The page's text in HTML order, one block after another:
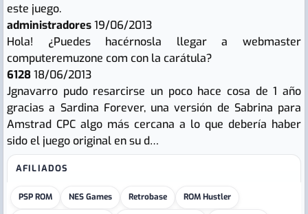
este juego.
administradores19/06/2013
Hola! ¿Puedes hacérnosla llegar a webmaster
computeremuzone com con la carátula?
612818/06/2013
Jgnavarro pudo resarcirse un poco hace cosa de 1 año
gracias a Sardina Forever, una versión de Sabrina para
Amstrad CPC algo más cercana a lo que debería haber
sido el juego original en su d…
AFILIADOS
PSP ROM NES Games Retrobase ROM Hustler